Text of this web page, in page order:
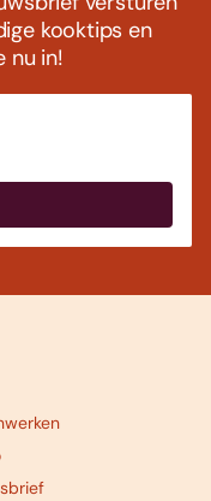
kooktips en
nu in!